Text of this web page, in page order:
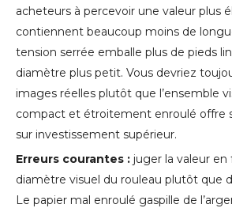
acheteurs à percevoir une valeur plus
contiennent beaucoup moins de
tension serrée emballe plus de pieds
diamètre plus petit. Vous devriez
images réelles plutôt que l’ensemble
compact et étroitement enroulé offre
sur investissement supérieur.
Erreurs courantes : juger la valeur
diamètre visuel du rouleau plutôt que
Le papier mal enroulé gaspille de